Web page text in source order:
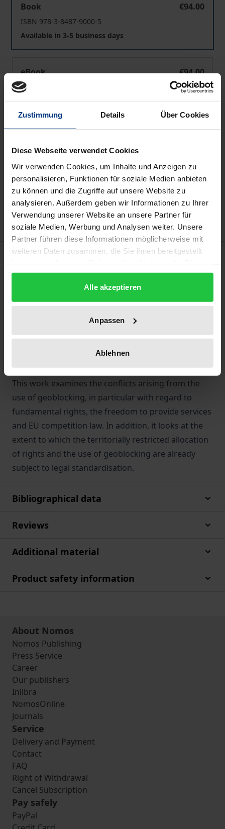
Zustimmung Details Über Cookies
Diese Webseite verwendet Cookies
Wir verwenden Cookies, um Inhalte und Anzeigen zu
personalisieren, Funktionen für soziale Medien anbieten
zu können und die Zugriffe auf unsere Website zu
analysieren. Außerdem geben wir Informationen zu Ihrer
Verwendung unserer Website an unsere Partner für
soziale Medien, Werbung und Analysen weiter. Unsere
Partner führen diese Informationen möglicherweise mit
weiteren Daten zusammen, die Sie ihnen bereitgestellt
gesammelt haben.
Alle akzeptieren
Anpassen
Ablehnen
Book
€94.00
ISBN 978-3-8487-9000-5
Available in 3-5 business days
eBook
€94.00
ISBN 978-3-7489-3463-9
Available
may vary at checkout.
Add to Cart
Add to Wish List
Delivery cost notice
Description
On the World Wide Web, of all places, the availability
of feature films often ends at national borders. The
Geoblocking can be used to technically enforce
spatial restrictions on copyright usage rights.
However, this seems to be in direct conflict with the
European vision of a digital single market.
This work examines the conflicts arising from the
use of geoblocking, in particular with regard to
fundamental rights, the freedom to provide services
and EU competition law. In addition, it looks at the
extent to which the territorially restricted allocation
of rights and the use of geoblocking are already
subject to legal standardisation.
Bibliographical data
Reviews
Additional material
Product safety information
About Nomos
Nomos Publishing
Press Service
Career
Our publishers
Inlibra
NomosOnline
Journals
Service
Delivery and Payment
Contact
FAQ
Right of Withdrawal
Cancel Subscription
Pay safely
PayPal